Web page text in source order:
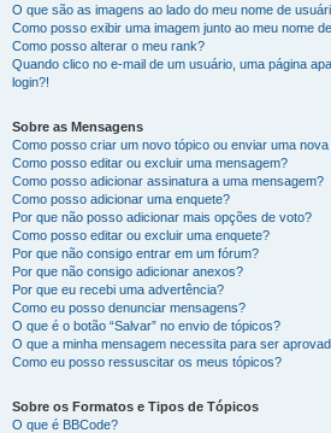
O que são as imagens ao lado do meu nome de
Como posso exibir uma imagem junto ao meu nome
Como posso alterar o meu rank?
Quando clico no e-mail de um usuário, uma página
login?!
Sobre as Mensagens
Como posso criar um novo tópico ou enviar uma
Como posso editar ou excluir uma mensagem?
Como posso adicionar assinatura a uma mensagem?
Como posso adicionar uma enquete?
Por que não posso adicionar mais opções de voto?
Como posso editar ou excluir uma enquete?
Por que não consigo entrar em um fórum?
Por que não consigo adicionar anexos?
Por que eu recebi uma advertência?
Como eu posso denunciar mensagens?
O que é o botão “Salvar” no envio de tópicos?
O que a minha mensagem necessita para ser
Como eu posso ressuscitar os meus tópicos?
Sobre os Formatos e Tipos de Tópicos
O que é BBCode?